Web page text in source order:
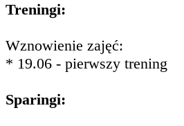
Treningi:
Wznowienie zajęć:
* 19.06 - pierwszy trening
Sparingi: